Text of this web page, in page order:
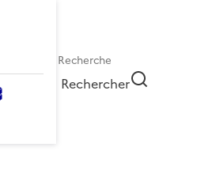
Rechercher